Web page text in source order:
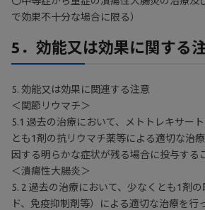
で効果不十分な場合に限る）
5．効能又は効果に関する
5. 効能又は効果に関連する注意
＜関節リウマチ＞
5.1 過去の治療において、メトトレキサー
とも1剤の抗リウマチ薬等による適切な治
因する明らかな症状が残る場合に投与する
＜潰瘍性大腸炎＞
5. 2 過去の治療において、少なくとも1剤
ド、免疫抑制剤等）による適切な治療を行